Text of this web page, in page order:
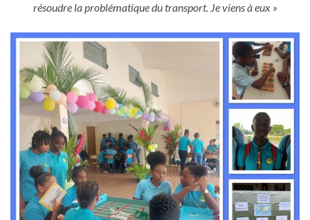
résoudre la problématique du transport. Je viens à eux »